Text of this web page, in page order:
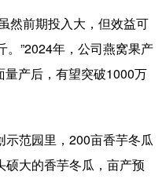
福建 江西
湖北 湖南
云南 西藏
青海 宁夏
前期投入大，但效益可
”2024年，公司燕窝果产
产后，有望突破1000万
范园里，200亩香芋冬瓜
大的香芋冬瓜，亩产预